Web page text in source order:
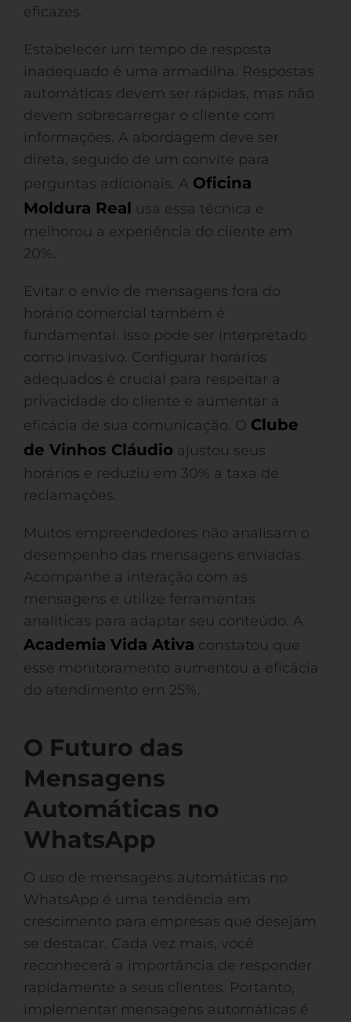
eficazes.
Estabelecer um tempo de resposta
inadequado é uma armadilha. Respostas
automáticas devem ser rápidas, mas não
devem sobrecarregar o cliente com
informações. A abordagem deve ser
direta, seguido de um convite para
perguntas adicionais. A Oficina
Moldura Real usa essa técnica e
melhorou a experiência do cliente em
20%.
Evitar o envio de mensagens fora do
horário comercial também é
fundamental. Isso pode ser interpretado
como invasivo. Configurar horários
adequados é crucial para respeitar a
privacidade do cliente e aumentar a
eficácia de sua comunicação. O Clube
de Vinhos Cláudio ajustou seus
horários e reduziu em 30% a taxa de
reclamações.
Muitos empreendedores não analisam o
desempenho das mensagens enviadas.
Acompanhe a interação com as
mensagens e utilize ferramentas
analíticas para adaptar seu conteúdo. A
Academia Vida Ativa constatou que
esse monitoramento aumentou a eficácia
do atendimento em 25%.
O Futuro das
Mensagens
Automáticas no
WhatsApp
O uso de mensagens automáticas no
WhatsApp é uma tendência em
crescimento para empresas que desejam
se destacar. Cada vez mais, você
reconhecerá a importância de responder
rapidamente a seus clientes. Portanto,
implementar mensagens automáticas é